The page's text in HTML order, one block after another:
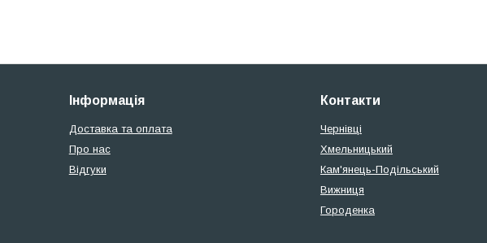
Інформація
Доставка та оплата
Про нас
Відгуки
Контакти
Чернівці
Хмельницький
Кам'янець-Подільський
Вижниця
Городенка